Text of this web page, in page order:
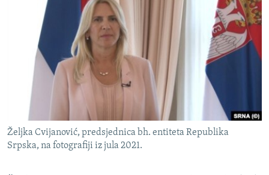
ISPRIČAJ MI
DNEVNO@RSE
SPECIJALI RSE
VIŠE OD NASLOVA
GENOCID U SREBRENICI
POPLAVE I KLIZIŠTA U BIH 2024.
TV LIBERTY
PRATITE NAS
Sve RFE/RL stranice
Željka Cvijanović, predsjednica bh. entiteta Republika
Srpska, na fotografiji iz jula 2021.